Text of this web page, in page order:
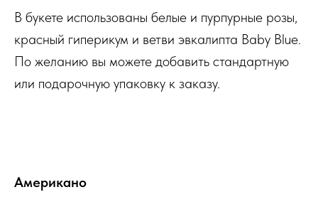
В букете использованы белые и пурпурные розы,
красный гиперикум и ветви эвкалипта Baby Blue.
По желанию вы можете добавить стандартную
или подарочную упаковку к заказу.
Американо